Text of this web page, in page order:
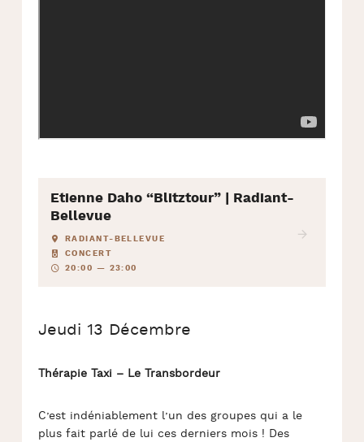
Etienne Daho “Blitztour” | Radiant-
Bellevue
RADIANT-BELLEVUE
CONCERT
20:00 — 23:00
Jeudi 13 Décembre
Thérapie Taxi – Le Transbordeur
C’est indéniablement l’un des groupes qui a le
plus fait parlé de lui ces derniers mois ! Des